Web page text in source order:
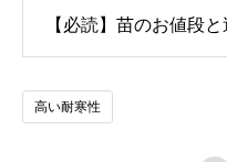
【必読】苗のお値段
生育状況が各苗、また
値段は「概算価格」
高い耐寒性